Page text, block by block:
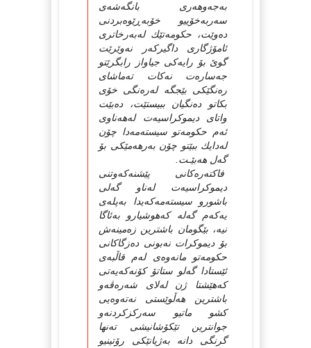
بەجەوهەری بانگەشەی
سەربەخۆییو خۆبەڕێوەبردنی
دەوێت، حكومەتێك لەبەرخاتری
ئامۆژگاری داگیركەر نەوێرێت
گوێ بۆ رایەكی جیاواز رابگرێتو
جەسارەت نەكات تەماشای
رەنگێكی بێجگە لەرەنگی خۆی
بكاتو دەنگیان ببیستێت، دەبێت
واتای دیموكراسیەت لەهەناوی
ئەم حكومەتو سیستەمەدا چۆن
لەدایك ببێتو چۆن بەرهەمێكی بۆ
گەل هەبێـت.
فاكتەرەكانی پێشنەكەوتنی
دیموكراسیەت لەناو گەلی
باشورو سیستەمەكەیدا بەپلەی
یەكەم گەلە كەهوشیارو بەئاگا
نیە، بێگومان باشترین زەمینەش
بۆ دیموكرات نەبونی دەزگاكانی
حكومەتو مانەوەی لەم قاڵبەی
ئێستادا گەلو ستاتۆ كۆنەكەیەتی
كەهێشتا ژن لەلای شەرەڤەو
باشترین هەڵوێستی نەتەوەیی
كشو ماتیو سەركزكردنەو
جوانترین تێكۆشانیشی تەنها
گرنگی دانە بەژیانێكی رۆتینیو